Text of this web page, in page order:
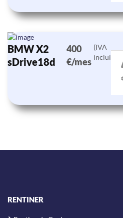
BMW X2
sDrive18d
400
€/mes
(IVA
incluido)
RENTINER